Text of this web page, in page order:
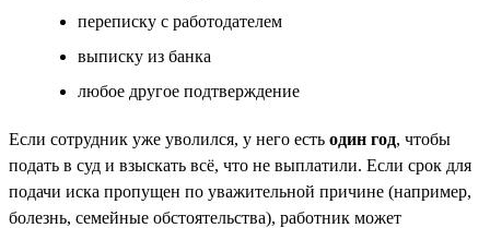
переписку с работодателем
выписку из банка
любое другое подтверждение
Если сотрудник уже уволился, у него есть один год, чтобы
подать в суд и взыскать всё, что не выплатили. Если срок для
подачи иска пропущен по уважительной причине (например,
болезнь, семейные обстоятельства), работник может